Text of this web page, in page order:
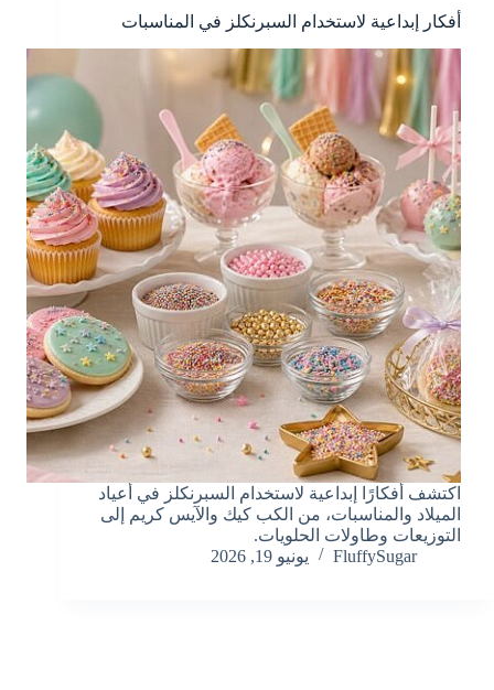
أفكار إبداعية لاستخدام السبرنكلز في المناسبات
اكتشف أفكارًا إبداعية لاستخدام السبرنكلز في أعياد
الميلاد والمناسبات، من الكب كيك والآيس كريم إلى
التوزيعات وطاولات الحلويات.
FluffySugar
يونيو 19, 2026